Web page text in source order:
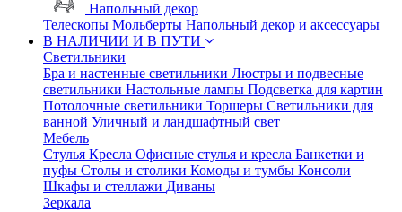
Напольный декор
Телескопы Мольберты Напольный декор и аксессуары
В НАЛИЧИИ И В ПУТИ
Светильники
Бра и настенные светильники Люстры и подвесные
светильники Настольные лампы Подсветка для картин
Потолочные светильники Торшеры Светильники для
ванной Уличный и ландшафтный свет
Мебель
Стулья Кресла Офисные стулья и кресла Банкетки и
пуфы Столы и столики Комоды и тумбы Консоли
Шкафы и стеллажи Диваны
Зеркала